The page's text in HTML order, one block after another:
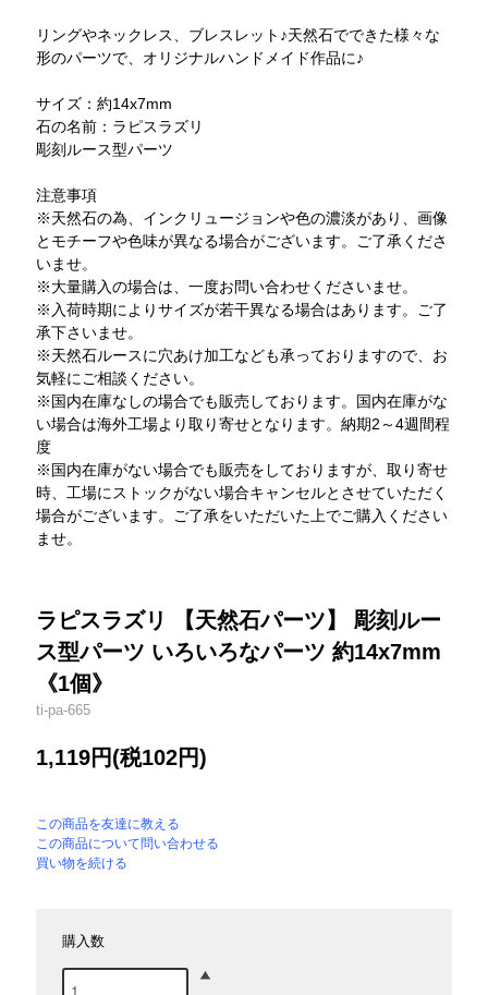
リングやネックレス、ブレスレット♪天然石でできた様々な
形のパーツで、オリジナルハンドメイド作品に♪
サイズ：約14x7mm
石の名前：ラピスラズリ
彫刻ルース型パーツ
注意事項
※天然石の為、インクリュージョンや色の濃淡があり、画像
とモチーフや色味が異なる場合がございます。ご了承くださ
いませ。
※大量購入の場合は、一度お問い合わせくださいませ。
※入荷時期によりサイズが若干異なる場合はあります。ご了
承下さいませ。
※天然石ルースに穴あけ加工なども承っておりますので、お
気軽にご相談ください。
※国内在庫なしの場合でも販売しております。国内在庫がな
い場合は海外工場より取り寄せとなります。納期2～4週間程
度
※国内在庫がない場合でも販売をしておりますが、取り寄せ
時、工場にストックがない場合キャンセルとさせていただく
場合がございます。ご了承をいただいた上でご購入ください
ませ。
ラピスラズリ 【天然石パーツ】 彫刻ルー
ス型パーツ いろいろなパーツ 約14x7mm
《1個》
ti-pa-665
1,119円(税102円)
この商品を友達に教える
この商品について問い合わせる
買い物を続ける
購入数